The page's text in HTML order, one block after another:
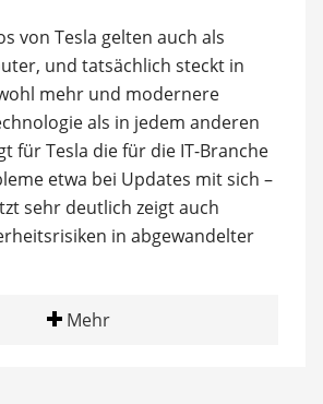
von Tesla gelten auch als
und tatsächlich steckt in
mehr und modernere
als in jedem anderen
für Tesla die für die IT-Branche
etwa bei Updates mit sich –
sehr deutlich zeigt auch
in abgewandelter
Mehr